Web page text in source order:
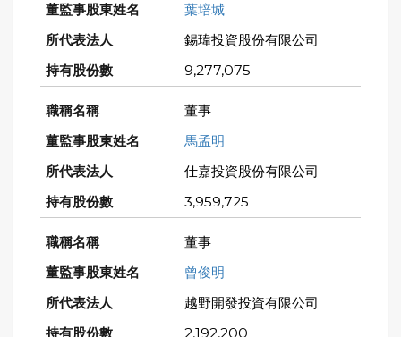
葉培城
錫瑋投資股份有限公司
9,277,075
董事
馬孟明
仕嘉投資股份有限公司
3,959,725
董事
曾俊明
越野開發投資有限公司
2,192,200